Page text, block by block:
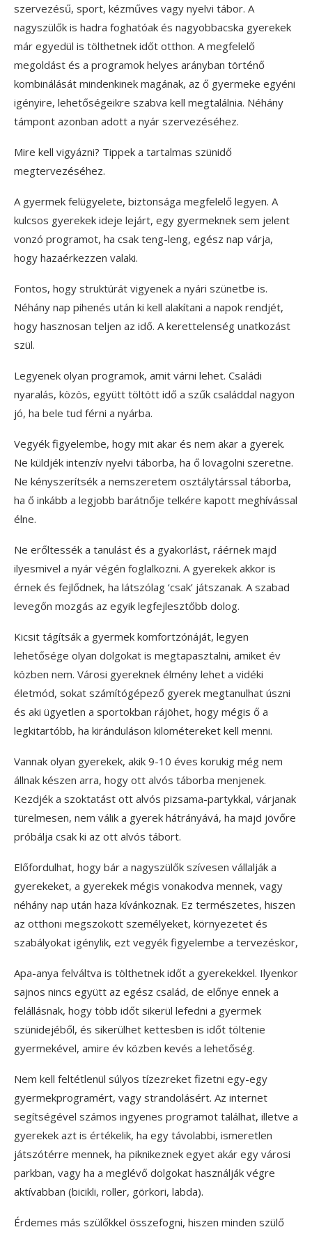
szervezésű, sport, kézműves vagy nyelvi tábor. A
nagyszülők is hadra foghatóak és nagyobbacska gyerekek
már egyedül is tölthetnek időt otthon. A megfelelő
megoldást és a programok helyes arányban történő
kombinálását mindenkinek magának, az ő gyermeke egyéni
igényire, lehetőségeikre szabva kell megtalálnia. Néhány
támpont azonban adott a nyár szervezéséhez.
Mire kell vigyázni? Tippek a tartalmas szünidő
megtervezéséhez.
A gyermek felügyelete, biztonsága megfelelő legyen. A
kulcsos gyerekek ideje lejárt, egy gyermeknek sem jelent
vonzó programot, ha csak teng-leng, egész nap várja,
hogy hazaérkezzen valaki.
Fontos, hogy struktúrát vigyenek a nyári szünetbe is.
Néhány nap pihenés után ki kell alakítani a napok rendjét,
hogy hasznosan teljen az idő. A kerettelenség unatkozást
szül.
Legyenek olyan programok, amit várni lehet. Családi
nyaralás, közös, együtt töltött idő a szűk családdal nagyon
jó, ha bele tud férni a nyárba.
Vegyék figyelembe, hogy mit akar és nem akar a gyerek.
Ne küldjék intenzív nyelvi táborba, ha ő lovagolni szeretne.
Ne kényszerítsék a nemszeretem osztálytárssal táborba,
ha ő inkább a legjobb barátnője telkére kapott meghívással
élne.
Ne erőltessék a tanulást és a gyakorlást, ráérnek majd
ilyesmivel a nyár végén foglalkozni. A gyerekek akkor is
érnek és fejlődnek, ha látszólag ‘csak’ játszanak. A szabad
levegőn mozgás az egyik legfejlesztőbb dolog.
Kicsit tágítsák a gyermek komfortzónáját, legyen
lehetősége olyan dolgokat is megtapasztalni, amiket év
közben nem. Városi gyereknek élmény lehet a vidéki
életmód, sokat számítógépező gyerek megtanulhat úszni
és aki ügyetlen a sportokban rájöhet, hogy mégis ő a
legkitartóbb, ha kiránduláson kilométereket kell menni.
Vannak olyan gyerekek, akik 9-10 éves korukig még nem
állnak készen arra, hogy ott alvós táborba menjenek.
Kezdjék a szoktatást ott alvós pizsama-partykkal, várjanak
türelmesen, nem válik a gyerek hátrányává, ha majd jövőre
próbálja csak ki az ott alvós tábort.
Előfordulhat, hogy bár a nagyszülők szívesen vállalják a
gyerekeket, a gyerekek mégis vonakodva mennek, vagy
néhány nap után haza kívánkoznak. Ez természetes, hiszen
az otthoni megszokott személyeket, környezetet és
szabályokat igénylik, ezt vegyék figyelembe a tervezéskor,
Apa-anya felváltva is tölthetnek időt a gyerekekkel. Ilyenkor
sajnos nincs együtt az egész család, de előnye ennek a
felállásnak, hogy több időt sikerül lefedni a gyermek
szünidejéből, és sikerülhet kettesben is időt töltenie
gyermekével, amire év közben kevés a lehetőség.
Nem kell feltétlenül súlyos tízezreket fizetni egy-egy
gyermekprogramért, vagy strandolásért. Az internet
segítségével számos ingyenes programot találhat, illetve a
gyerekek azt is értékelik, ha egy távolabbi, ismeretlen
játszótérre mennek, ha piknikeznek egyet akár egy városi
parkban, vagy ha a meglévő dolgokat használják végre
aktívabban (bicikli, roller, görkori, labda).
Érdemes más szülőkkel összefogni, hiszen minden szülő